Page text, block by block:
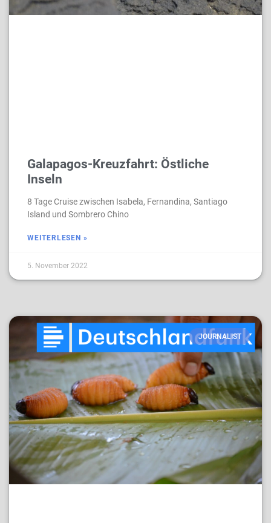
Galapagos-Kreuzfahrt: Östliche
Inseln
8 Tage Cruise zwischen Isabela, Fernandina, Santiago
Island und Sombrero Chino
WEITERLESEN »
5. November 2022
JOURNALIST